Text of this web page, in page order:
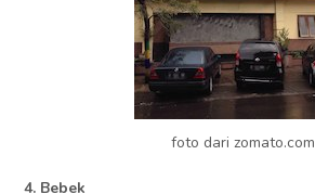
foto dari zomato.com
4. Bebek